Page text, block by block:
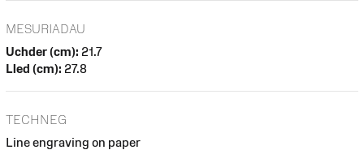
MESURIADAU
Uchder (cm): 21.7
Lled (cm): 27.8
TECHNEG
Line engraving on paper